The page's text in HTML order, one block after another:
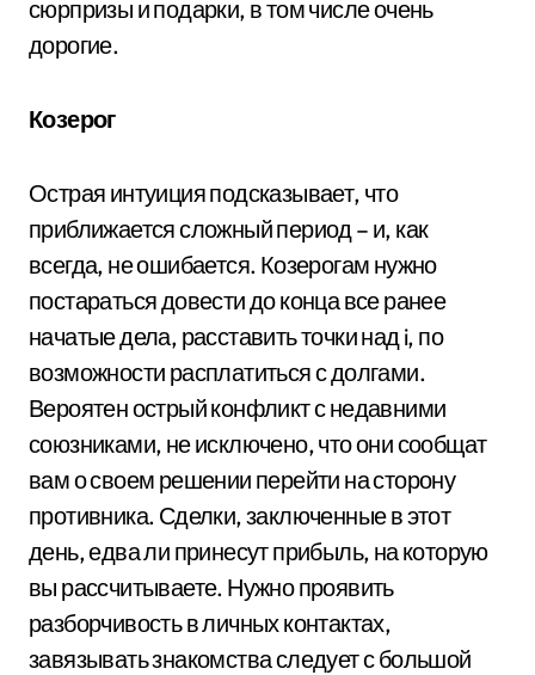
сюрпризы и подарки, в том числе очень
дорогие.
Козерог
Острая интуиция подсказывает, что
приближается сложный период – и, как
всегда, не ошибается. Козерогам нужно
постараться довести до конца все ранее
начатые дела, расставить точки над i, по
возможности расплатиться с долгами.
Вероятен острый конфликт с недавними
союзниками, не исключено, что они сообщат
вам о своем решении перейти на сторону
противника. Сделки, заключенные в этот
день, едва ли принесут прибыль, на которую
вы рассчитываете. Нужно проявить
разборчивость в личных контактах,
завязывать знакомства следует с большой